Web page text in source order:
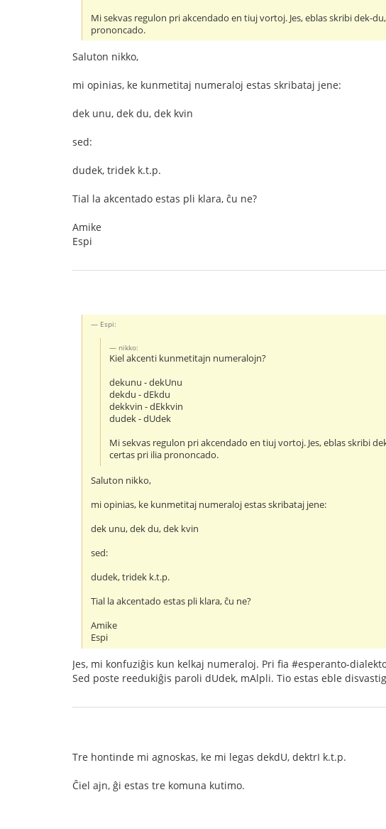
Mi sekvas regulon pri akcendado en tiuj vortoj. Jes, eblas skribi dek-
prononcado.
Saluton nikko,
mi opinias, ke kunmetitaj numeraloj estas skribataj jene:
dek unu, dek du, dek kvin
sed:
dudek, tridek k.t.p.
Tial la akcentado estas pli klara, ĉu ne?
Amike
Espi
Espi:
nikko:
Kiel akcenti kunmetitajn numeralojn?
dekunu - dekUnu
dekdu - dEkdu
dekkvin - dEkkvin
dudek - dUdek
Mi sekvas regulon pri akcendado en tiuj vortoj. Jes, eblas skribi
certas pri ilia prononcado.
Saluton nikko,
mi opinias, ke kunmetitaj numeraloj estas skribataj jene:
dek unu, dek du, dek kvin
sed:
dudek, tridek k.t.p.
Tial la akcentado estas pli klara, ĉu ne?
Amike
Espi
Jes, mi konfuziĝis kun kelkaj numeraloj. Pri fia #esperanto-
Sed poste reedukiĝis paroli dUdek, mAlpli. Tio estas eble
Tre hontinde mi agnoskas, ke mi legas dekdU, dektrI k.t.p.
Ĉiel ajn, ĝi estas tre komuna kutimo.